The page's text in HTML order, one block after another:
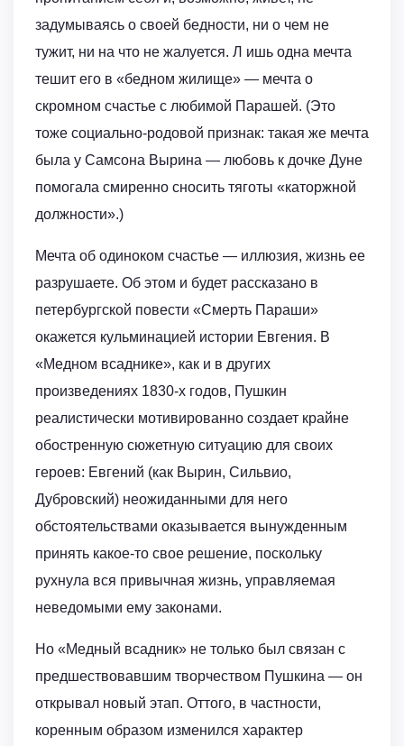
задумываясь о своей бедности, ни о чем не
тужит, ни на что не жалуется. Л ишь одна мечта
тешит его в «бедном жилище» — мечта о
скромном счастье с любимой Парашей. (Это
тоже социально-родовой признак: такая же мечта
была у Самсона Вырина — любовь к дочке Дуне
помогала смиренно сносить тяготы «каторжной
должности».)
Мечта об одиноком счастье — иллюзия, жизнь ее
разрушаете. Об этом и будет рассказано в
петербургской повести «Смерть Параши»
окажется кульминацией истории Евгения. В
«Медном всаднике», как и в других
произведениях 1830-х годов, Пушкин
реалистически мотивированно создает крайне
обостренную сюжетную ситуацию для своих
героев: Евгений (как Вырин, Сильвио,
Дубровский) неожиданными для него
обстоятельствами оказывается вынужденным
принять какое-то свое решение, поскольку
рухнула вся привычная жизнь, управляемая
неведомыми ему законами.
Но «Медный всадник» не только был связан с
предшествовавшим творчеством Пушкина — он
открывал новый этап. Оттого, в частности,
коренным образом изменился характер